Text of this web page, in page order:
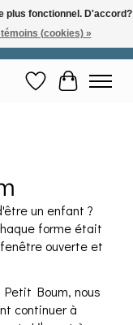
à partir du 11 août. Frais de
Liste de souhaits
Panier
un enfant ?
forme était
ouverte et
Boum, nous
continuer à
plus fonctionnel. D'accord?
(cookies) »